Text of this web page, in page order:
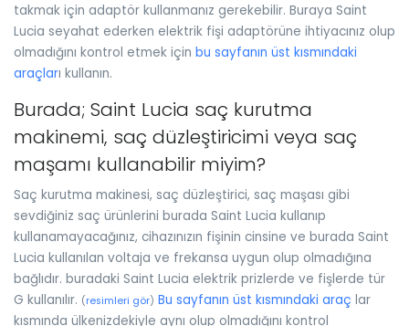
takmak için adaptör kullanmanız gerekebilir. Buraya Saint
Lucia seyahat ederken elektrik fişi adaptörüne ihtiyacınız olup
olmadığını kontrol etmek için bu sayfanın üst kısmındaki
araçları kullanın.
Burada; Saint Lucia saç kurutma
makinemi, saç düzleştiricimi veya saç
maşamı kullanabilir miyim?
Saç kurutma makinesi, saç düzleştirici, saç maşası gibi
sevdiğiniz saç ürünlerini burada Saint Lucia kullanıp
kullanamayacağınız, cihazınızın fişinin cinsine ve burada Saint
Lucia kullanılan voltaja ve frekansa uygun olup olmadığına
bağlıdır. buradaki Saint Lucia elektrik prizlerde ve fişlerde tür
G kullanılır. (resimleri gör) Bu sayfanın üst kısmındaki araç lar
kısmında ülkenizdekiyle aynı olup olmadığını kontrol